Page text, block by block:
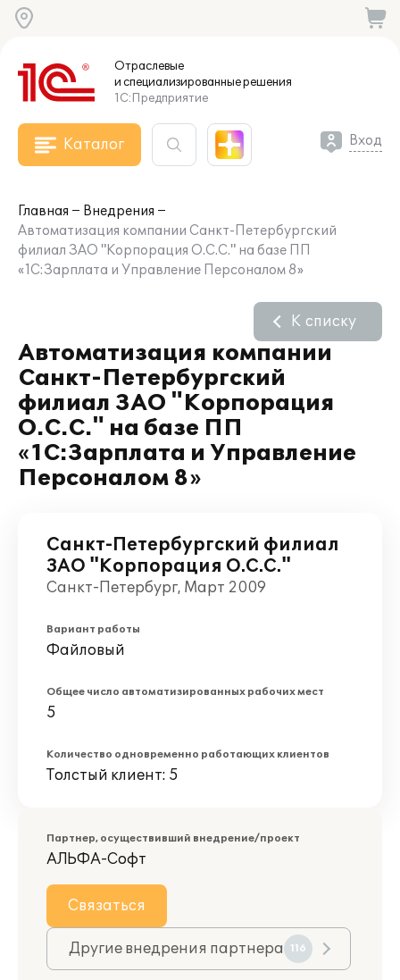
Отраслевые
и специализированныерешения
1С:Предприятие
Каталог Вход
Главная
Внедрения
Автоматизация компании Санкт-Петербургский
филиал ЗАО "Корпорация О.С.С." на базе ПП
«1С:Зарплата и Управление Персоналом 8»
Автоматизация компании
Санкт-Петербургский
филиал ЗАО "Корпорация
О.С.С." на базе ПП
«1С:Зарплата и Управление
Персоналом 8»
К списку
Санкт-Петербургский филиал
ЗАО "Корпорация О.С.С."
Санкт-Петербург, Март 2009
Вариант работы
Файловый
Общее число автоматизированных рабочих мест
5
Количество одновременно работающих клиентов
Толстый клиент: 5
Партнер, осуществивший внедрение/проект
АЛЬФА-Софт
Связаться
Другие внедрения партнера 116